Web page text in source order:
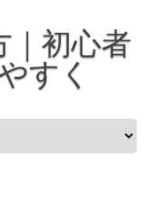
｜初心者
すく